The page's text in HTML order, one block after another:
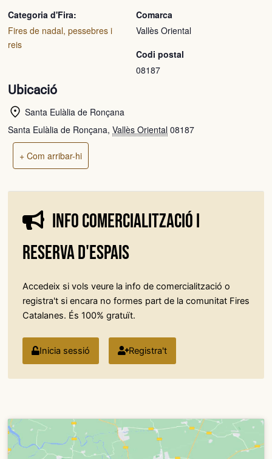
Categoria d'Fira:
Fires de nadal, pessebres i
reis
Ubicació
Santa Eulàlia de Ronçana
Santa Eulàlia de Ronçana, Vallès Oriental 08187
+ Com arribar-hi
Comarca
Vallès Oriental
Codi postal
08187
Info comercialització i
reserva d'espais
Accedeix si vols veure la info de comercialització o
registra't si encara no formes part de la comunitat Fires
Catalanes. És 100% gratuït.
Inicia sessió Registra't